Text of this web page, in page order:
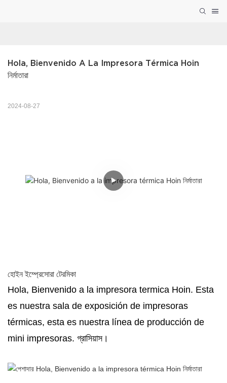
Hola, Bienvenido A La Impresora Térmica Hoin
নির্মাতারা
2024-08-27
হোইন ইম্প্রেসোরা টেরমিকা
Hola, Bienvenido a la impresora termica Hoin. Esta
es nuestra sala de exposición de impresoras
térmicas, esta es nuestra línea de producción de
mini impresoras. গ্রাসিয়াস।